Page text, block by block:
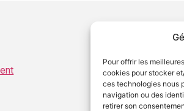
Pour offrir les
cookies pour stocker
ces technologies nous
navigation ou des
retirer son
Mentions
Protection